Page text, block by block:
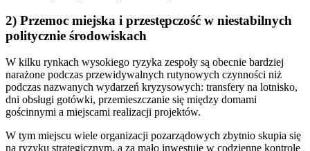
2) Przemoc miejska i przestępczość w niestabilnych
politycznie środowiskach
W kilku rynkach wysokiego ryzyka zespoły są obecnie bardziej
narażone podczas przewidywalnych rutynowych czynności niż
podczas nazwanych wydarzeń kryzysowych: transfery na lotnisko,
dni obsługi gotówki, przemieszczanie się między domami
gościnnymi a miejscami realizacji projektów.
W tym miejscu wiele organizacji pozarządowych zbytnio skupia się
na ryzyku strategicznym, a za mało inwestuje w codzienne kontrole